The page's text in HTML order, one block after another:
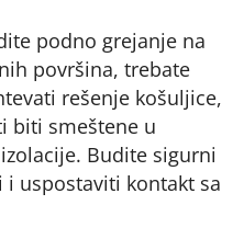
podno grejanje na
površina, trebate
rešenje košuljice,
biti smeštene u
Budite sigurni
uspostaviti kontakt sa